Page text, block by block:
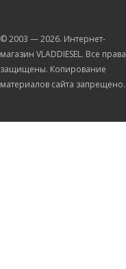
© 2003 —2026. Интернет-
магазин VLADDIESEL. Все права
защищены. Копирование
материалов сайта запрещено.